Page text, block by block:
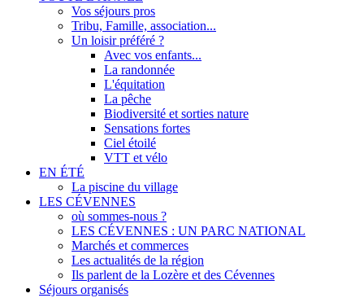
Vos séjours pros
Tribu, Famille, association...
Un loisir préféré ?
Avec vos enfants...
La randonnée
L'équitation
La pêche
Biodiversité et sorties nature
Sensations fortes
Ciel étoilé
VTT et vélo
EN ÉTÉ
La piscine du village
LES CÉVENNES
où sommes-nous ?
LES CÉVENNES : UN PARC NATIONAL
Marchés et commerces
Les actualités de la région
Ils parlent de la Lozère et des Cévennes
Séjours organisés